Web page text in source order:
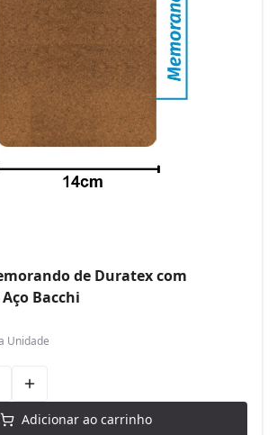
de Duratex com
Bacchi
Unidade
Adicionar ao carrinho